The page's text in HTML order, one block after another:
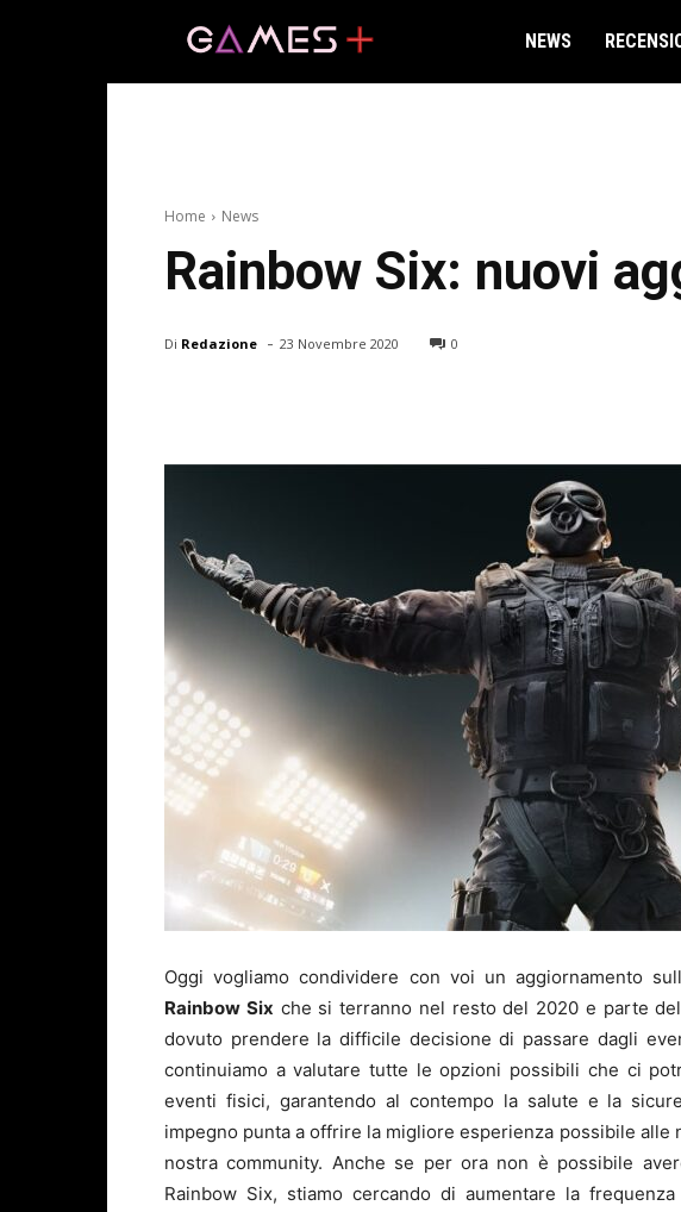
NEWS
Home News
Rainbow Six: nuovi
Di Redazione - 23 Novembre 2020 0
Oggi vogliamo condividere con voi un aggiornamento
Rainbow Six che si terranno nel resto del 2020 e parte
dovuto prendere la difficile decisione di passare dagli
continuiamo a valutare tutte le opzioni possibili che ci
eventi fisici, garantendo al contempo la salute e la
impegno punta a offrire la migliore esperienza possibile
nostra community. Anche se per ora non è possibile
Rainbow Six, stiamo cercando di aumentare la